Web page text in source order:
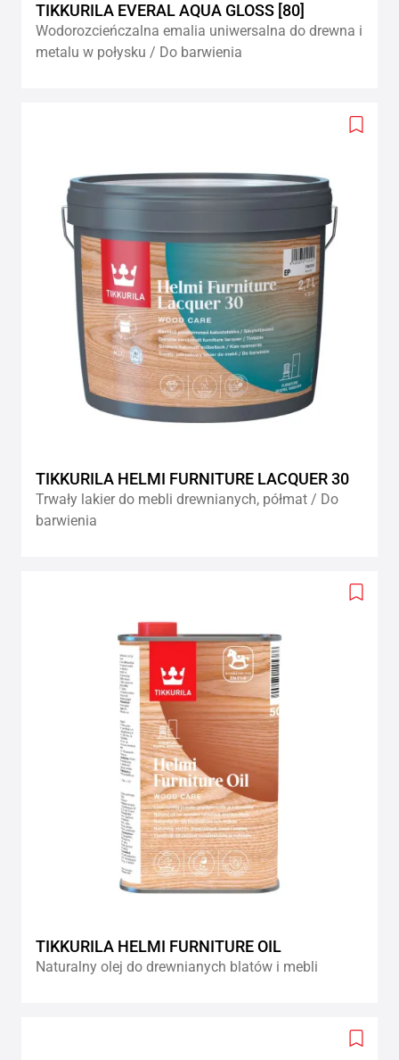
TIKKURILA EVERAL AQUA GLOSS [80]
Wodorozcieńczalna emalia uniwersalna do drewna i
metalu w połysku / Do barwienia
Add
TIKKURILA HELMI FURNITURE LACQUER 30
Trwały lakier do mebli drewnianych, półmat / Do
barwienia
Add
TIKKURILA HELMI FURNITURE OIL
Naturalny olej do drewnianych blatów i mebli
Add